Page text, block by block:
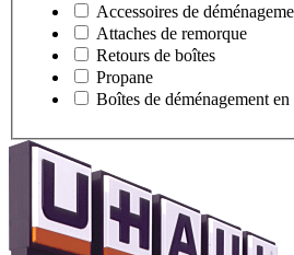
Accessoires de
Attaches de remorque
Retours de boîtes
Propane
Boîtes de déménagement